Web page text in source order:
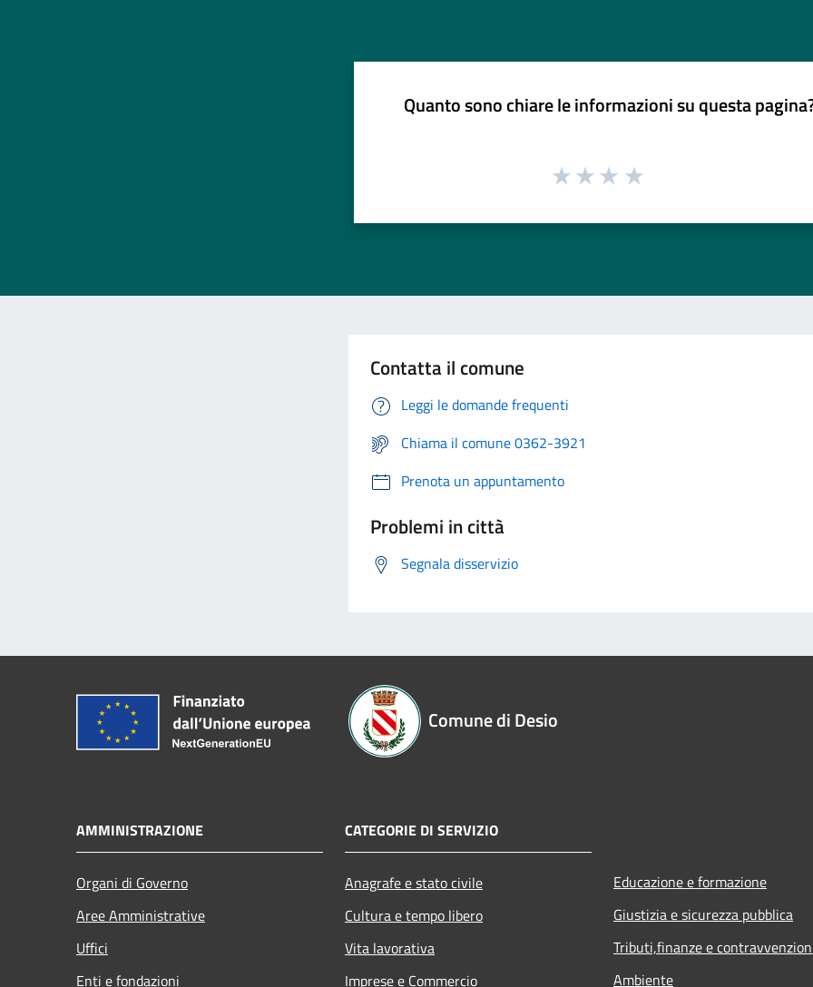
Quanto sono chiare le informazioni su questa
Contatta il comune
Leggi le domande frequenti
Chiama il comune 0362-3921
Prenota un appuntamento
Problemi in città
Segnala disservizio
Comune di Desio
AMMINISTRAZIONE
Organi di Governo
Aree Amministrative
Uffici
Enti e fondazioni
CATEGORIE DI SERVIZIO
Anagrafe e stato civile
Cultura e tempo libero
Vita lavorativa
Imprese e Commercio
Educazione e formazione
Giustizia e sicurezza pubblica
Tributi,finanze e
Ambiente